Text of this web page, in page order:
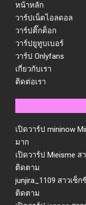
หน้าหลัก
วาร์ปเน็ตไอลดอล
วาร์ปติ๊กต็อก
วาร์ปยูทูบเบอร์
วาร์ป Onlyfans
เกี่ยวกับเรา
ติดต่อเรา
เปิดวาร์ป mininow
มาก
เปิดวาร์ป Mieisme ส
ติดตาม
junjira_1109 สาวเซ็
ติดตาม